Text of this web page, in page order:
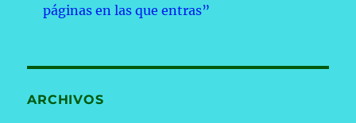
páginas en las que entras”
ARCHIVOS